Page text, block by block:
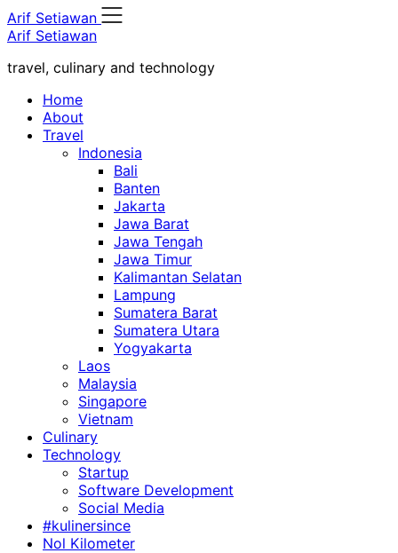
Skip
to
Arif Setiawan
Arif Setiawan
travel, culinary and technology
Home
About
Travel
Indonesia
Bali
Banten
Jakarta
Jawa Barat
Jawa Tengah
Jawa Timur
Kalimantan Selatan
Lampung
Sumatera Barat
Sumatera Utara
Yogyakarta
Laos
Malaysia
Singapore
Vietnam
Culinary
Technology
Startup
Software Development
Social Media
#kulinersince
Nol Kilometer